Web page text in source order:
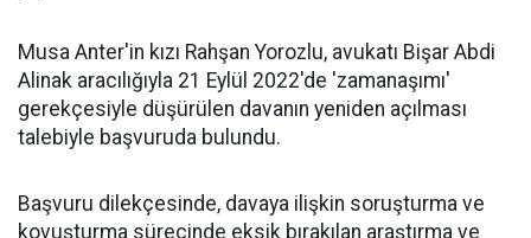
Musa Anter'in kızı Rahşan Yorozlu, avukatı Bişar Abdi
Alinak aracılığıyla 21 Eylül 2022'de 'zamanaşımı'
gerekçesiyle düşürülen davanın yeniden açılması
talebiyle başvuruda bulundu.
Başvuru dilekçesinde, davaya ilişkin soruşturma ve
kovuşturma sürecinde eksik bırakılan araştırma ve